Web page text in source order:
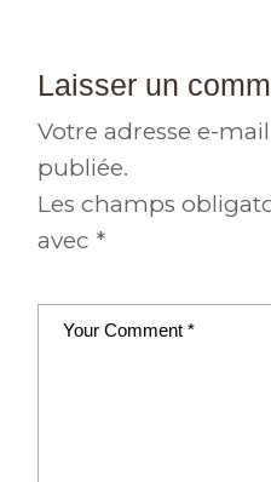
Laisser un
Votre adresse e-
publiée.
Les champs
avec *